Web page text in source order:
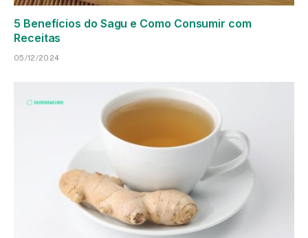
5 Benefícios do Sagu e Como Consumir com
Receitas
05/12/2024